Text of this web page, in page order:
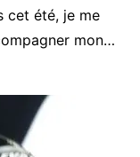
cet été, je me
mon…